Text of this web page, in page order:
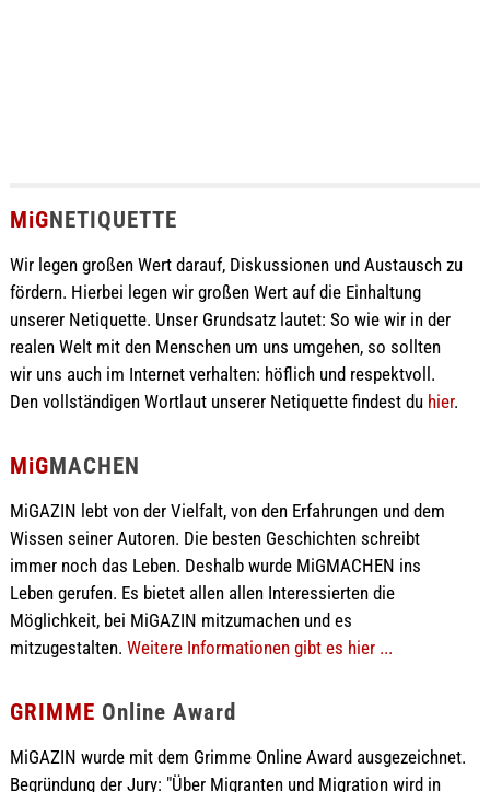
MiGNETIQUETTE
Wir legen großen Wert darauf, Diskussionen und Austausch zu
fördern. Hierbei legen wir großen Wert auf die Einhaltung
unserer Netiquette. Unser Grundsatz lautet: So wie wir in der
realen Welt mit den Menschen um uns umgehen, so sollten
wir uns auch im Internet verhalten: höflich und respektvoll.
Den vollständigen Wortlaut unserer Netiquette findest du hier.
MiGMACHEN
MiGAZIN lebt von der Vielfalt, von den Erfahrungen und dem
Wissen seiner Autoren. Die besten Geschichten schreibt
immer noch das Leben. Deshalb wurde MiGMACHEN ins
Leben gerufen. Es bietet allen allen Interessierten die
Möglichkeit, bei MiGAZIN mitzumachen und es
mitzugestalten. Weitere Informationen gibt es hier ...
GRIMME Online Award
MiGAZIN wurde mit dem Grimme Online Award ausgezeichnet.
Begründung der Jury: "Über Migranten und Migration wird in